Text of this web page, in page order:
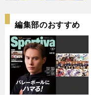
編集部のおすすめ